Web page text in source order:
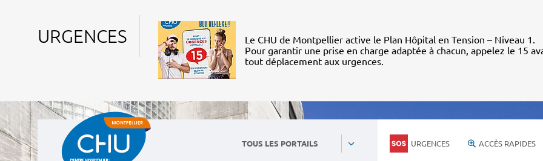
URGENCES
Le CHU de Montpellier active le Plan Hôpital en Tension – Niveau 1.
Pour garantir une prise en charge adaptée à chacun, appelez le 15
tout déplacement aux urgences.
TOUS LES PORTAILS URGENCES ACCÈS RAPIDES